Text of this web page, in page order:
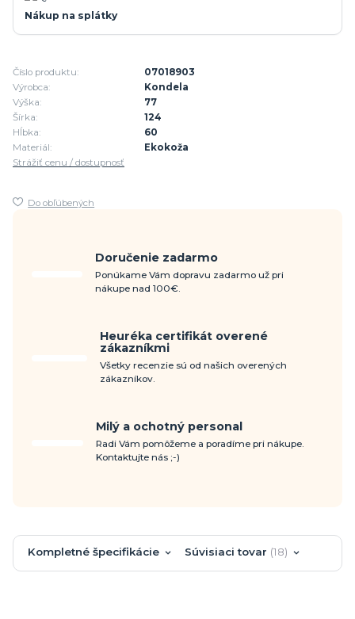
Nákup na splátky
Číslo produktu:
07018903
Výrobca:
Kondela
Výška:
77
Šírka:
124
Hĺbka:
60
Materiál:
Ekokoža
Strážiť cenu / dostupnosť
Do obľúbených
Doručenie zadarmo
Ponúkame Vám dopravu zadarmo už pri
nákupe nad 100€.
Heuréka certifikát overené
zákazníkmi
Všetky recenzie sú od našich overených
zákazníkov.
Milý a ochotný personal
Radi Vám pomôžeme a poradíme pri nákupe.
Kontaktujte nás ;-)
Kompletné špecifikácie Súvisiaci tovar 18